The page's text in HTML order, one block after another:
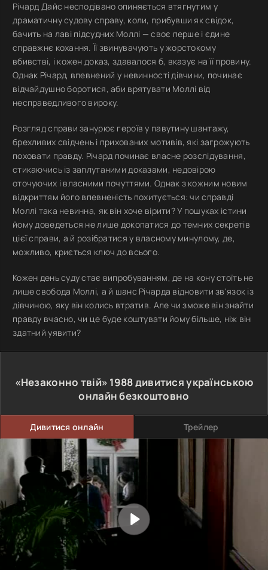
Річард Дайс несподівано опиняється втягнутим у
драматичну судову справу, коли, прибувши як свідок,
бачить на лаві підсудних Моллі — своє перше і єдине
справжнє кохання. Її звинувачують у жорстокому
вбивстві, і кожен доказ, здавалося б, вказує на її провину.
Однак Річард, впевнений у невинності дівчини, починає
відчайдушно боротися, аби врятувати Моллі від
несправедливого вироку.
Розгляд справи занурює героїв у павутину шантажу,
брехливих свідчень і прихованих мотивів, які загрожують
поховати правду. Річард починає власне розслідування,
стикаючись із заплутаними доказами, недовірою
оточуючих і власними почуттями. Однак з кожним новим
відкриттям його впевненість похитується: чи справді
Моллі така невинна, як він хоче вірити? У пошуках істини
йому доведеться не лише докопатися до темних секретів
цієї справи, а й розібратися у власному минулому, де,
можливо, криється ключ до всього.
Кожен день суду стає випробуванням, де на кону стоїть не
лише свобода Моллі, а й шанс Річарда відновити зв'язок із
дівчиною, яку він колись втратив. Але чи зможе він знайти
правду вчасно, чи це буде коштувати йому більше, ніж він
здатний уявити?
«Незаконно твій» 1988дивитися українською
онлайн безкоштовно
Дивитися онлайн Трейлер